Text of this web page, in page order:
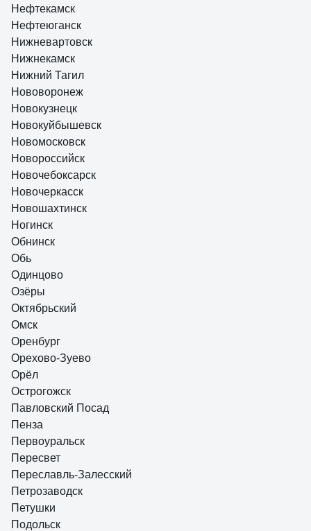
Нефтекамск
Нефтеюганск
Нижневартовск
Нижнекамск
Нижний Тагил
Нововоронеж
Новокузнецк
Новокуйбышевск
Новомосковск
Новороссийск
Новочебоксарск
Новочеркасск
Новошахтинск
Ногинск
Обнинск
Обь
Одинцово
Озёры
Октябрьский
Омск
Оренбург
Орехово-Зуево
Орёл
Острогожск
Павловский Посад
Пенза
Первоуральск
Пересвет
Переславль-Залесский
Петрозаводск
Петушки
Подольск